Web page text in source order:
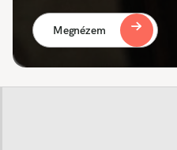
Megnézem